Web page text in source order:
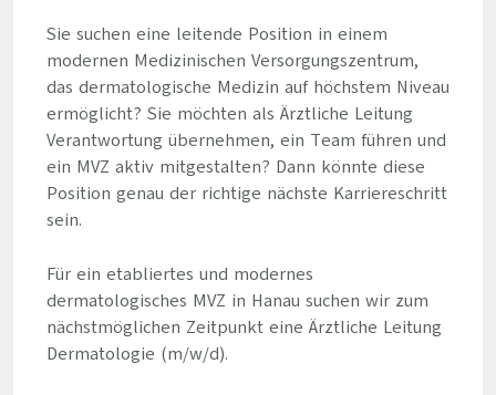
Sie suchen eine leitende Position in einem
modernen Medizinischen Versorgungszentrum,
das dermatologische Medizin auf höchstem Niveau
ermöglicht? Sie möchten als Ärztliche Leitung
Verantwortung übernehmen, ein Team führen und
ein MVZ aktiv mitgestalten? Dann könnte diese
Position genau der richtige nächste Karriereschritt
sein.
Für ein etabliertes und modernes
dermatologisches MVZ in Hanau suchen wir zum
nächstmöglichen Zeitpunkt eine Ärztliche Leitung
Dermatologie (m/w/d).